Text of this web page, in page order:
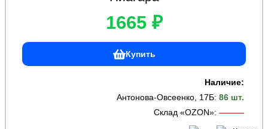
1665 ₽
Купить
Наличие:
Антонова-Овсеенко, 17Б: 86 шт.
Склад «OZON»: ———